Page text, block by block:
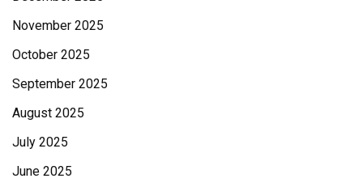
November 2025
October 2025
September 2025
August 2025
July 2025
June 2025